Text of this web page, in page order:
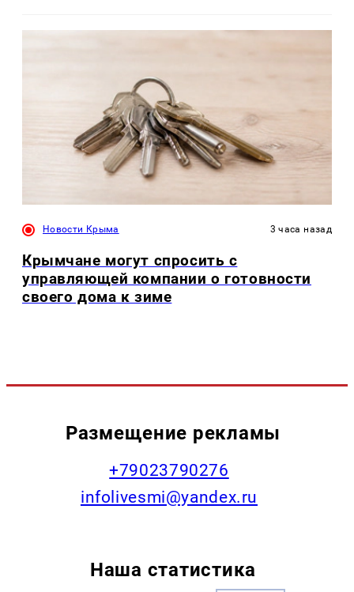
Новости Крыма 3 часа назад
Крымчане могут спросить с
управляющей компании о готовности
своего дома к зиме
Размещение рекламы
+79023790276
infolivesmi@yandex.ru
Наша статистика